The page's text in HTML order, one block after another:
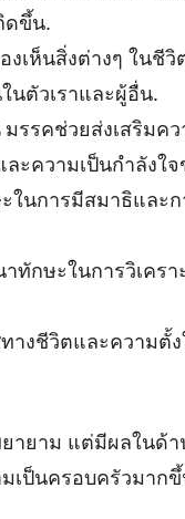
ดขึ้น.
งเห็นสิ่งต่างๆ ในชี
นตัวเราและผู้อื่น.
มรรคช่วยส่งเสริมคว
ะความเป็นกำลังใ
นการมีสมาธิและก
ทักษะในการวิเคร
างชีวิตและความตั้
ายาม แต่มีผลในด้
เป็นครอบครัวมาก